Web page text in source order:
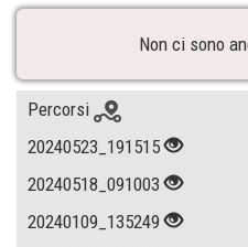
Non ci sono
Percorsi
20240523_191515
20240518_091003
20240109_135249